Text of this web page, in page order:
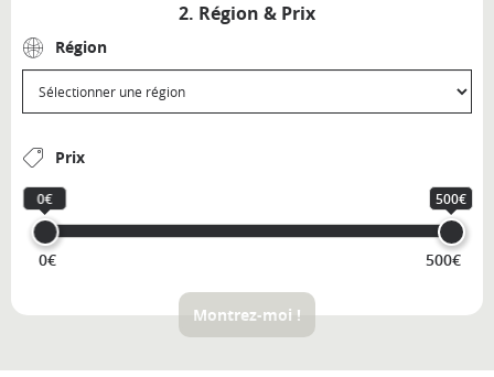
2. Région & Prix
Région
Prix
0€ 500€
0€ 500€
Montrez-moi !